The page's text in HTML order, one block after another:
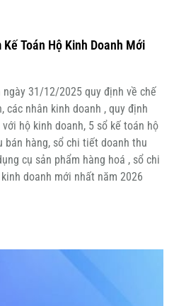
Toán Hộ Kinh Doanh Mới
31/12/2025 quy định về chế
các nhân kinh doanh , quy định
hộ kinh doanh, 5 sổ kế toán hộ
bán hàng, sổ chi tiết doanh thu
cụ sản phẩm hàng hoá , sổ chi
doanh mới nhất năm 2026